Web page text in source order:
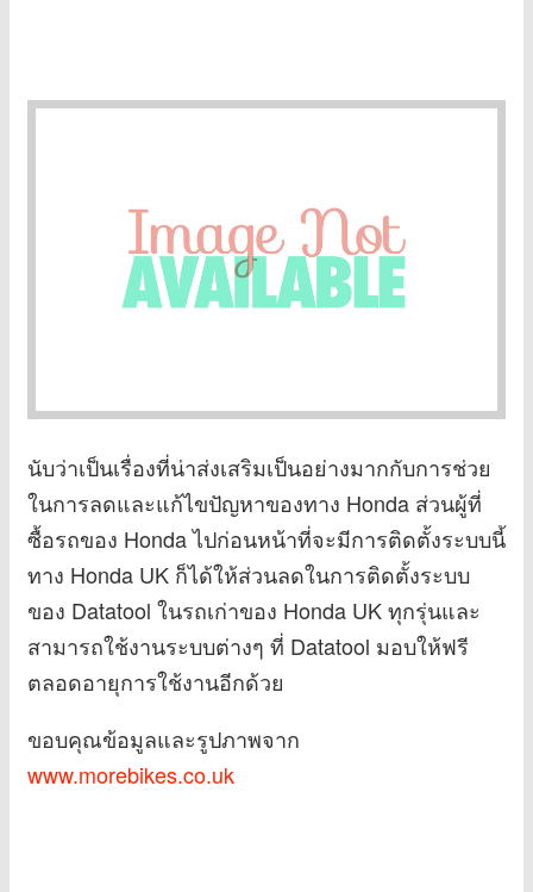
นับว่าเป็นเรื่องที่น่าส่งเสริมเป็นอย่างมากกับการช่วย
ในการลดและแก้ไขปัญหาของทาง Honda ส่วนผู้ที่
ซื้อรถของ Honda ไปก่อนหน้าที่จะมีการติดตั้งระบบนี้
ทาง Honda UK ก็ได้ให้ส่วนลดในการติดตั้งระบบ
ของ Datatool ในรถเก่าของ Honda UK ทุกรุ่นและ
สามารถใช้งานระบบต่างๆ ที่ Datatool มอบให้ฟรี
ตลอดอายุการใช้งานอีกด้วย
ขอบคุณข้อมูลและรูปภาพจาก
www.morebikes.co.uk